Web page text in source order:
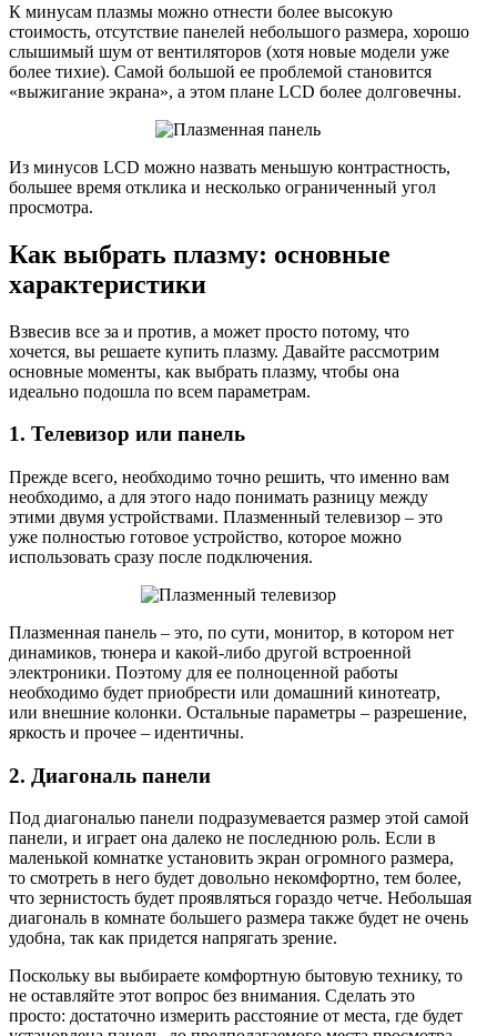
К минусам плазмы можно отнести более высокую
стоимость, отсутствие панелей небольшого размера, хорошо
слышимый шум от вентиляторов (хотя новые модели уже
более тихие). Самой большой ее проблемой становится
«выжигание экрана», а этом плане LCD более долговечны.
Из минусов LCD можно назвать меньшую контрастность,
большее время отклика и несколько ограниченный угол
просмотра.
Как выбрать плазму: основные
характеристики
Взвесив все за и против, а может просто потому, что
хочется, вы решаете купить плазму. Давайте рассмотрим
основные моменты, как выбрать плазму, чтобы она
идеально подошла по всем параметрам.
1. Телевизор или панель
Прежде всего, необходимо точно решить, что именно вам
необходимо, а для этого надо понимать разницу между
этими двумя устройствами. Плазменный телевизор – это
уже полностью готовое устройство, которое можно
использовать сразу после подключения.
Плазменная панель – это, по сути, монитор, в котором нет
динамиков, тюнера и какой-либо другой встроенной
электроники. Поэтому для ее полноценной работы
необходимо будет приобрести или домашний кинотеатр,
или внешние колонки. Остальные параметры – разрешение,
яркость и прочее – идентичны.
2. Диагональ панели
Под диагональю панели подразумевается размер этой самой
панели, и играет она далеко не последнюю роль. Если в
маленькой комнатке установить экран огромного размера,
то смотреть в него будет довольно некомфортно, тем более,
что зернистость будет проявляться гораздо четче. Небольшая
диагональ в комнате большего размера также будет не очень
удобна, так как придется напрягать зрение.
Поскольку вы выбираете комфортную бытовую технику, то
не оставляйте этот вопрос без внимания. Сделать это
просто: достаточно измерить расстояние от места, где будет